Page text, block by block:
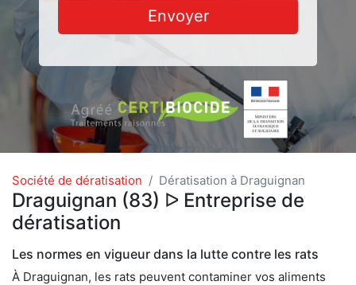
Envoyer
Société de dératisation Dératisation à Draguignan
Draguignan (83) ᐅ Entreprise de
dératisation
Les normes en vigueur dans la lutte contre les rats
À Draguignan, les rats peuvent contaminer vos aliments